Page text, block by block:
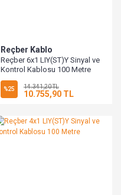
Reçber Kablo
Reçber 6x1 LIY(ST)Y Sinyal ve
Kontrol Kablosu 100 Metre
%25 14.341,20 TL
10.755,90 TL